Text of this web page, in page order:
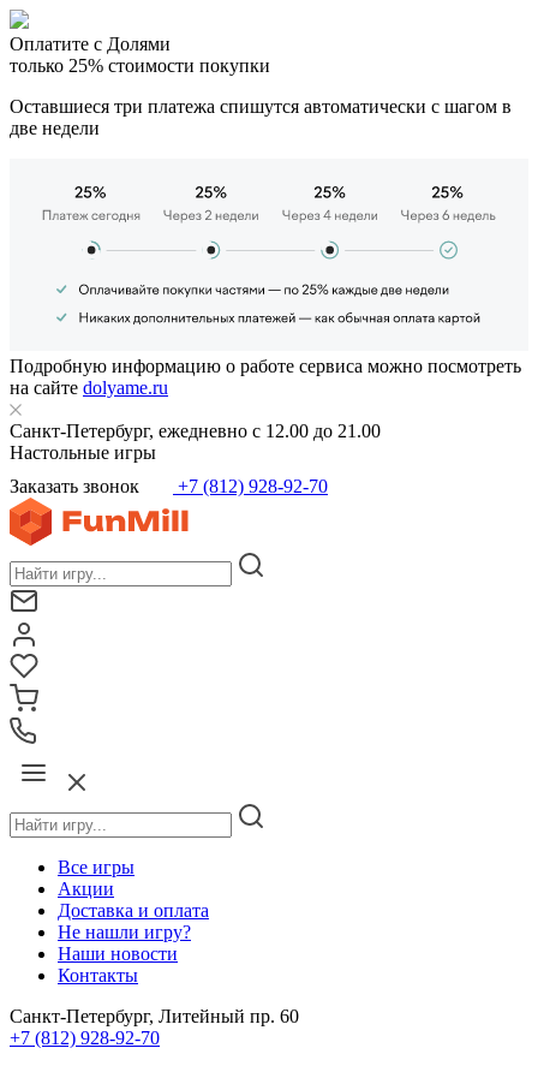
Оплатите с Долями
только 25% стоимости покупки
Оставшиеся три платежа спишутся автоматически с шагом в
две недели
Подробную информацию о работе сервиса можно посмотреть
на сайте dolyame.ru
Санкт-Петербург, ежедневно с 12.00 до 21.00
Настольные игры
Заказать звонок
+7 (812) 928-92-70
Все игры
Акции
Доставка и оплата
Не нашли игру?
Наши новости
Контакты
Санкт-Петербург, Литейный пр. 60
+7 (812) 928-92-70